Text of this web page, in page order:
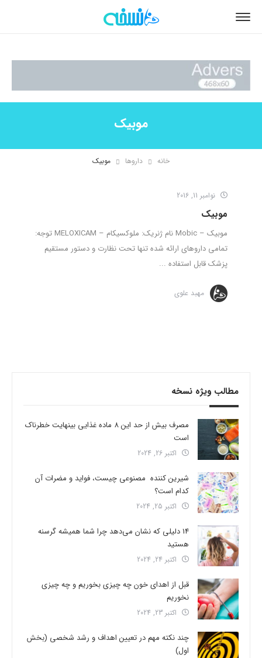
موبیک
خانه داروها موبیک
نوامبر 11, 2016
موبیک
موبیک – Mobic نام ژنریک: ملوکسیکام – MELOXICAM توجه:
تمامی داروهای ارائه شده تنها تحت نظارت و دستور مستقیم
پزشک قابل استفاده ...
مهبد علوی
مطالب ویژه نسخه
مصرف بیش از حد این 8 ماده غذایی بینهایت خطرناک
است
اکتبر 26, 2024
شیرین کننده مصنوعی چیست، فواید و مضرات آن
کدام است؟
اکتبر 25, 2024
14 دلیلی که نشان می‌دهد چرا شما همیشه گرسنه
هستید
اکتبر 24, 2024
قبل از اهدای خون چه چیزی بخوریم و چه چیزی
نخوریم
اکتبر 23, 2024
چند نکته مهم در تعیین اهداف و رشد شخصی (بخش
اول)